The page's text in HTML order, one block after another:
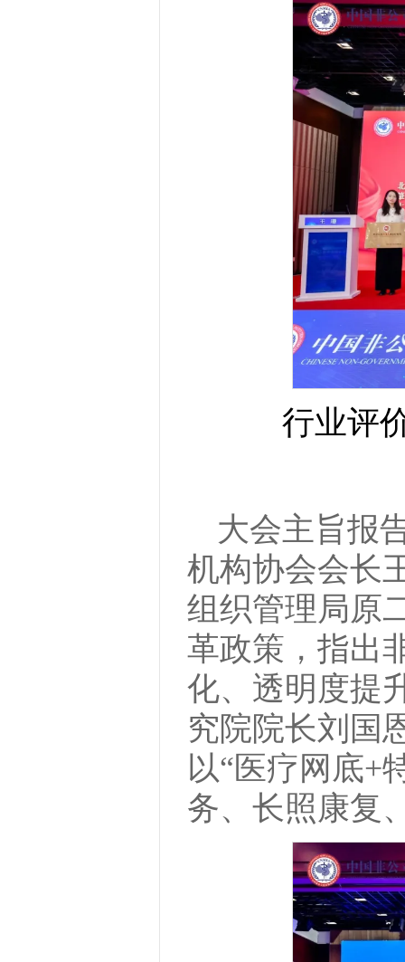
行业评
大会主旨报
机构协会会长
组织管理局原
革政策，指出
化、透明度提
究院院长刘国
以“医疗网底+
务、长照康复